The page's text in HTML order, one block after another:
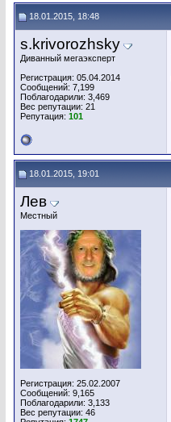
18.01.2015, 18:48
s.krivorozhsky
Диванный мегаэксперт
Регистрация: 05.04.2014
Сообщений: 7,199
Поблагодарили: 3,469
Вес репутации: 21
Репутация: 101
18.01.2015, 19:01
Лев
Местный
Регистрация: 25.02.2007
Сообщений: 9,165
Поблагодарили: 3,133
Вес репутации: 46